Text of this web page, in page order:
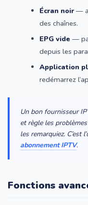
Écran noir—
des chaînes.
EPG vide —
depuis les
Application
redémarrez
Un bon fournisseur
et règle les
les remarquiez. C’est
abonnement IPTV.
Fonctions